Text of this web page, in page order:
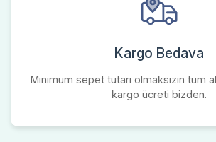
Kargo Bedava
Minimum sepet tutarı olmaksızın tüm
kargo ücreti bizden.